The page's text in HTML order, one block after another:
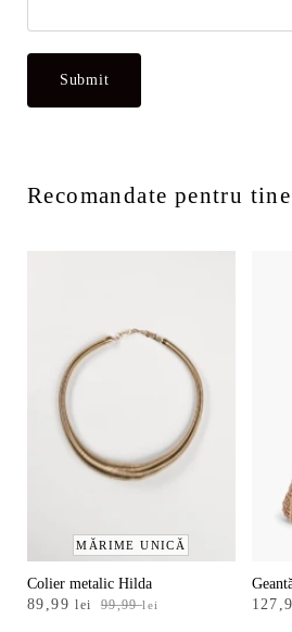
Recomandate pentru tine
MĂRIME UNICĂ
Colier metalic Hilda
99,99lei
Prețul
89,99lei
Prețul